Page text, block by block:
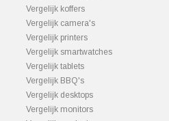
Vergelijk koffers
Vergelijk camera's
Vergelijk printers
Vergelijk smartwatches
Vergelijk tablets
Vergelijk BBQ's
Vergelijk desktops
Vergelijk monitors